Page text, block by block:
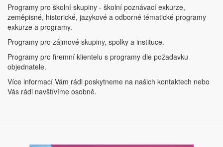
Programy pro školní skupiny - školní poznávací exkurze,
zeměpisné, historické, jazykové a odborné tématické programy
exkurze a programy.
Programy pro zájmové skupiny, spolky a instituce.
Programy pro firemní klientelu s programy dle požadavku
objednatele.
Více informací Vám rádi poskytneme na našich kontaktech nebo
Vás rádi navštívíme osobně.